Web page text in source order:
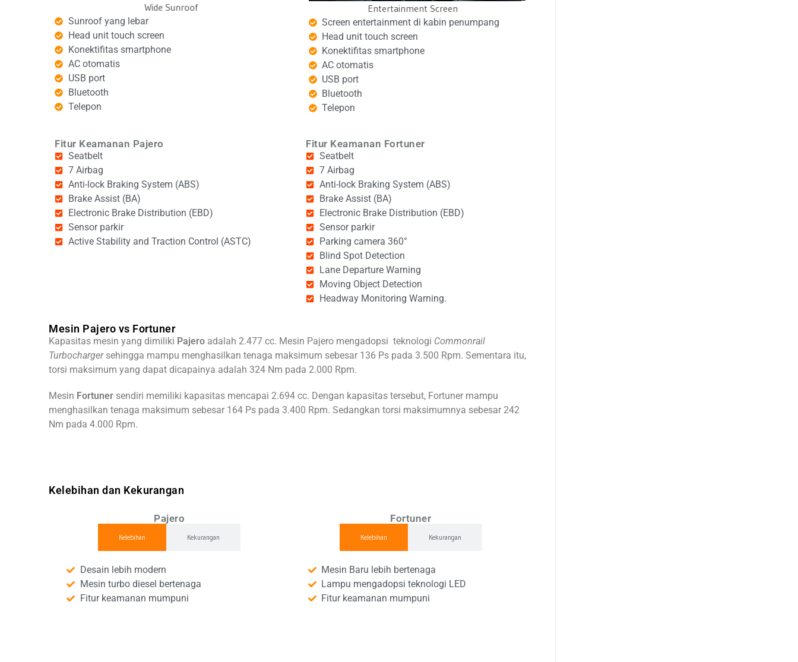
Sunroof Pajero Pajero Dashboard
Sunroof yang lebar
Head unit touch screen
Konektifitas smartphone
AC otomatis
USB port
Bluetooth
Telepon
Entertainment Screen Fortuner Dashboard
Screen entertainment di kabin penumpang
Head unit touch screen
Konektifitas smartphone
AC otomatis
USB port
Bluetooth
Telepon
Fitur Keamanan Pajero
Seatbelt
7 Airbag
Anti-lock Braking System (ABS)
Brake Assist (BA)
Electronic Brake Distribution (EBD)
Sensor parkir
Active Stability and Traction Control (ASTC)
Fitur Keamanan Fortuner
Seatbelt
7 Airbag
Anti-lock Braking System (ABS)
Brake Assist (BA)
Electronic Brake Distribution (EBD)
Sensor parkir
Parking camera 360°
Blind Spot Detection
Lane Departure Warning
Moving Object Detection
Headway Monitoring Warning.
Mesin Pajero vs Fortuner
Kapasitas mesin yang dimiliki Pajero adalah 2.477 cc. Mesin Pajero mengadopsi teknologi Commonrail
Turbocharger sehingga mampu menghasilkan tenaga maksimum sebesar 136 Ps pada 3.500 Rpm. Sementara itu,
torsi maksimum yang dapat dicapainya adalah 324 Nm pada 2.000 Rpm.
Mesin Fortuner sendiri memiliki kapasitas mencapai 2.694 cc. Dengan kapasitas tersebut, Fortuner mampu
menghasilkan tenaga maksimum sebesar 164 Ps pada 3.400 Rpm. Sedangkan torsi maksimumnya sebesar 242
Nm pada 4.000 Rpm.
Kelebihan dan Kekurangan
Pajero
Kelebihan Kekurangan
Desain lebih modern
Mesin turbo diesel bertenaga
Fitur keamanan mumpuni
Fortuner
Kelebihan Kekurangan
Mesin Baru lebih bertenaga
Lampu mengadopsi teknologi LED
Fitur keamanan mumpuni